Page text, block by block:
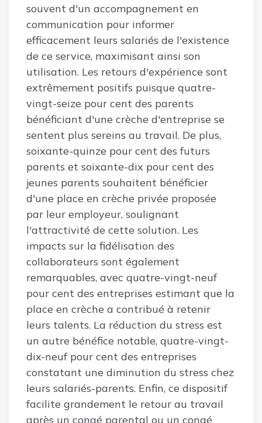
souvent d'un accompagnement en
communication pour informer
efficacement leurs salariés de l'existence
de ce service, maximisant ainsi son
utilisation. Les retours d'expérience sont
extrêmement positifs puisque quatre-
vingt-seize pour cent des parents
bénéficiant d'une crèche d'entreprise se
sentent plus sereins au travail. De plus,
soixante-quinze pour cent des futurs
parents et soixante-dix pour cent des
jeunes parents souhaitent bénéficier
d'une place en crèche privée proposée
par leur employeur, soulignant
l'attractivité de cette solution. Les
impacts sur la fidélisation des
collaborateurs sont également
remarquables, avec quatre-vingt-neuf
pour cent des entreprises estimant que la
place en crèche a contribué à retenir
leurs talents. La réduction du stress est
un autre bénéfice notable, quatre-vingt-
dix-neuf pour cent des entreprises
constatant une diminution du stress chez
leurs salariés-parents. Enfin, ce dispositif
facilite grandement le retour au travail
après un congé parental ou un congé